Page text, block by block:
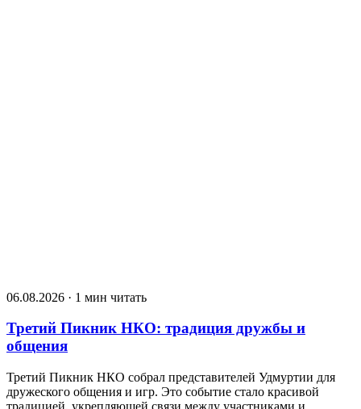
06.08.2026 · 1 мин читать
Третий Пикник НКО: традиция дружбы и
общения
Третий Пикник НКО собрал представителей Удмуртии для
дружеского общения и игр. Это событие стало красивой
традицией, укрепляющей связи между участниками и